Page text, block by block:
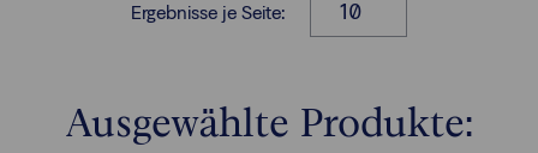
Ergebnisse je Seite:
Ausgewählte Produkte: